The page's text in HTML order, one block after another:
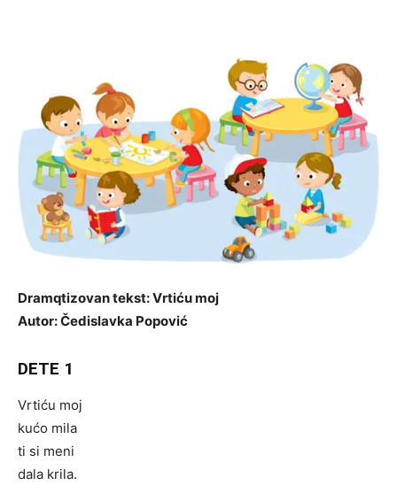
Dramqtizovan tekst: Vrtiću moj
Autor: Čedislavka Popović
DETE 1
Vrtiću moj
kućo mila
ti si meni
dala krila.